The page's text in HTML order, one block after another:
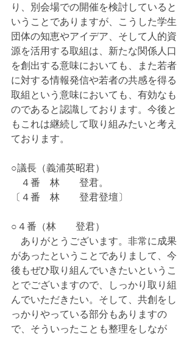
り、別会場での開催を検討していると
いうことでありますが、こうした学生
団体の知恵やアイデア、そして人的資
源を活用する取組は、新たな関係人口
を創出する意味においても、また若者
に対する情報発信や若者の共感を得る
取組という意味においても、有効なも
のであると認識しております。今後と
もこれは継続して取り組みたいと考え
ております。
○議長（義浦英昭君）
４番　林　　登君。
〔４番　林　　登君登壇〕
○４番（林　　登君）
ありがとうございます。非常に成果
があったということでありまして、今
後もぜひ取り組んでいきたいというこ
とでございますので、しっかり取り組
んでいただきたい。そして、共創をし
っかりやっている部分もありますの
で、そういったことも整理をしなが